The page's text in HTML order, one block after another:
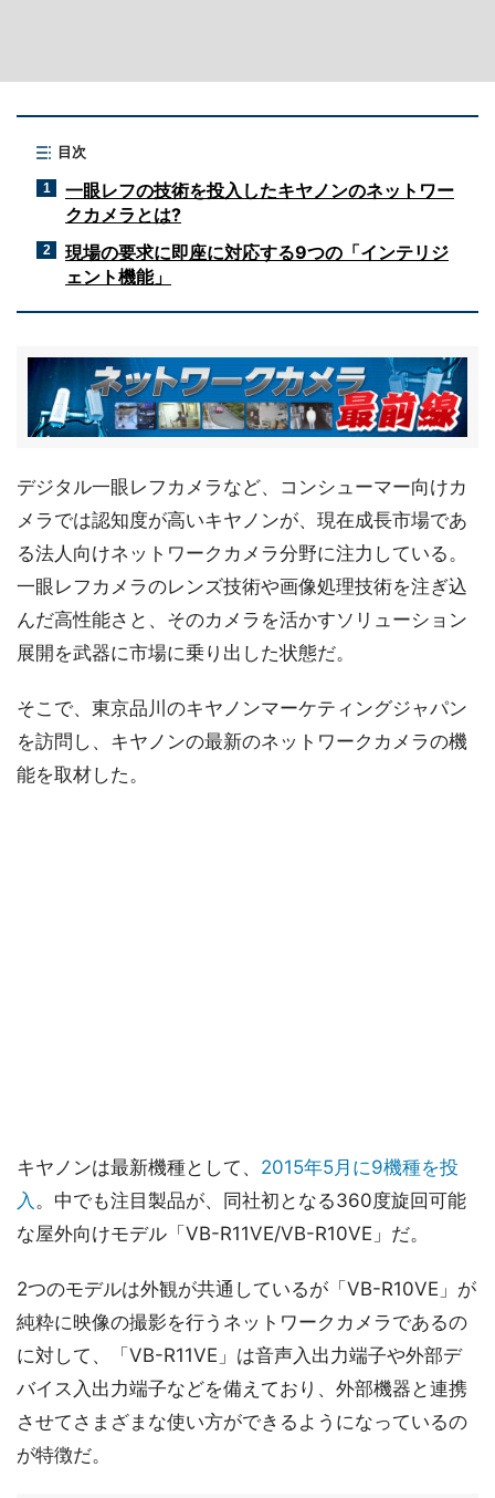
目次
1
一眼レフの技術を投入したキヤノンのネットワー
クカメラとは?
2
現場の要求に即座に対応する9つの「インテリジ
ェント機能」
デジタル一眼レフカメラなど、コンシューマー向けカ
メラでは認知度が高いキヤノンが、現在成長市場であ
る法人向けネットワークカメラ分野に注力している。
一眼レフカメラのレンズ技術や画像処理技術を注ぎ込
んだ高性能さと、そのカメラを活かすソリューション
展開を武器に市場に乗り出した状態だ。
そこで、東京品川のキヤノンマーケティングジャパン
を訪問し、キヤノンの最新のネットワークカメラの機
能を取材した。
キヤノンは最新機種として、 2015年5月に9機種を投
入 。中でも注目製品が、同社初となる360度旋回可能
な屋外向けモデル「VB-R11VE/VB-R10VE」だ。
2つのモデルは外観が共通しているが「VB-R10VE」が
純粋に映像の撮影を行うネットワークカメラであるの
に対して、「VB-R11VE」は音声入出力端子や外部デ
バイス入出力端子などを備えており、外部機器と連携
させてさまざまな使い方ができるようになっているの
が特徴だ。